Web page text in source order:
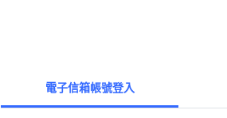
電子信箱帳號登入